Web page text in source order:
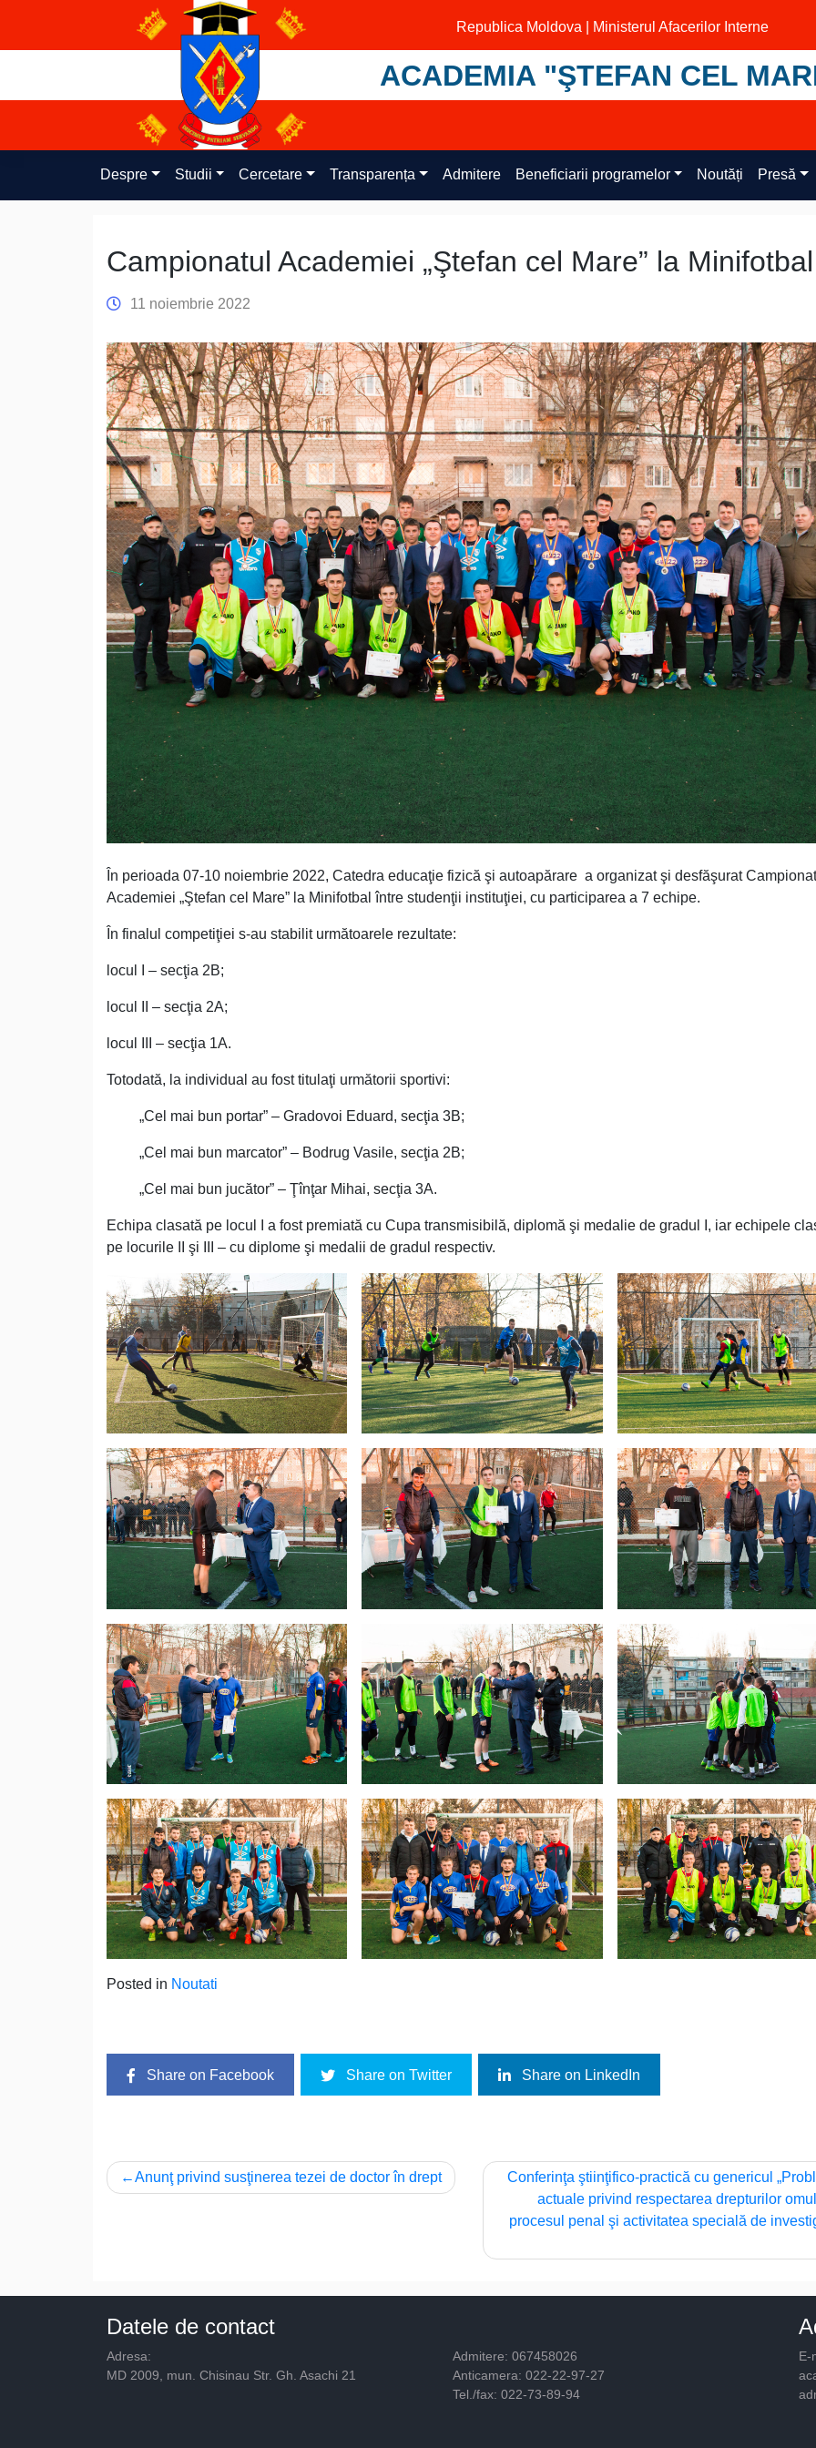
content
Republica Moldova | Ministerul Afacerilor Interne
ACADEMIA "ŞTEFAN CEL
Despre Studii Cercetare Transparența Admitere Beneficiarii programelor Noutăți Presă
Campionatul Academiei „Ştefan cel Mare” la Minifotbal
11 noiembrie 2022
În perioada 07-10 noiembrie 2022, Catedra educaţie fizică şi autoapărare a organizat şi desfăşurat
Academiei „Ştefan cel Mare” la Minifotbal între studenţii instituţiei, cu participarea a 7 echipe.
În finalul competiţiei s-au stabilit următoarele rezultate:
locul I – secţia 2B;
locul II – secţia 2A;
locul III – secţia 1A.
Totodată, la individual au fost titulaţi următorii sportivi:
„Cel mai bun portar” – Gradovoi Eduard, secţia 3B;
„Cel mai bun marcator” – Bodrug Vasile, secţia 2B;
„Cel mai bun jucător” – Ţînţar Mihai, secţia 3A.
Echipa clasată pe locul I a fost premiată cu Cupa transmisibilă, diplomă şi medalie de gradul I, iar echipele
pe locurile II şi III – cu diplome şi medalii de gradul respectiv.
Posted in Noutati
Share on Facebook Share on Twitter Share on LinkedIn
Navigare
Anunţ privind susţinerea tezei de doctor în drept
Conferinţa ştiinţifico-practică cu genericul
actuale privind respectarea drepturilor
procesul penal şi activitatea specială de
Datele de contact
Adresa:
MD 2009, mun. Chisinau Str. Gh. Asachi 21
Admitere: 067458026
Anticamera: 022-22-97-27
Tel./fax: 022-73-89-94
E-